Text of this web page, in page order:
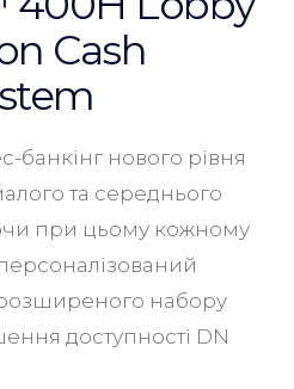
Cash
банкінг нового рівня
та середнього
при цьому кожному
розширеного набору
доступності DN